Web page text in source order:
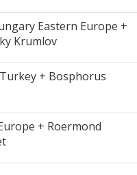
Eastern Europe +
Krumlov
+ Bosphorus
+ Roermond